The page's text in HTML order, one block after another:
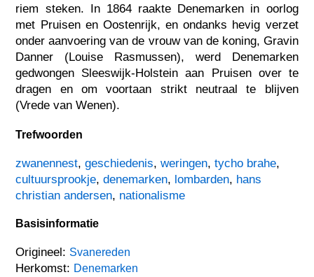
riem steken. In 1864 raakte Denemarken in oorlog
met Pruisen en Oostenrijk, en ondanks hevig verzet
onder aanvoering van de vrouw van de koning, Gravin
Danner (Louise Rasmussen), werd Denemarken
gedwongen Sleeswijk-Holstein aan Pruisen over te
dragen en om voortaan strikt neutraal te blijven
(Vrede van Wenen).
Trefwoorden
zwanennest,geschiedenis,weringen,tycho brahe,
cultuursprookje,denemarken, lombarden, hans
christian andersen, nationalisme
Basisinformatie
Origineel: Svanereden
Herkomst: Denemarken